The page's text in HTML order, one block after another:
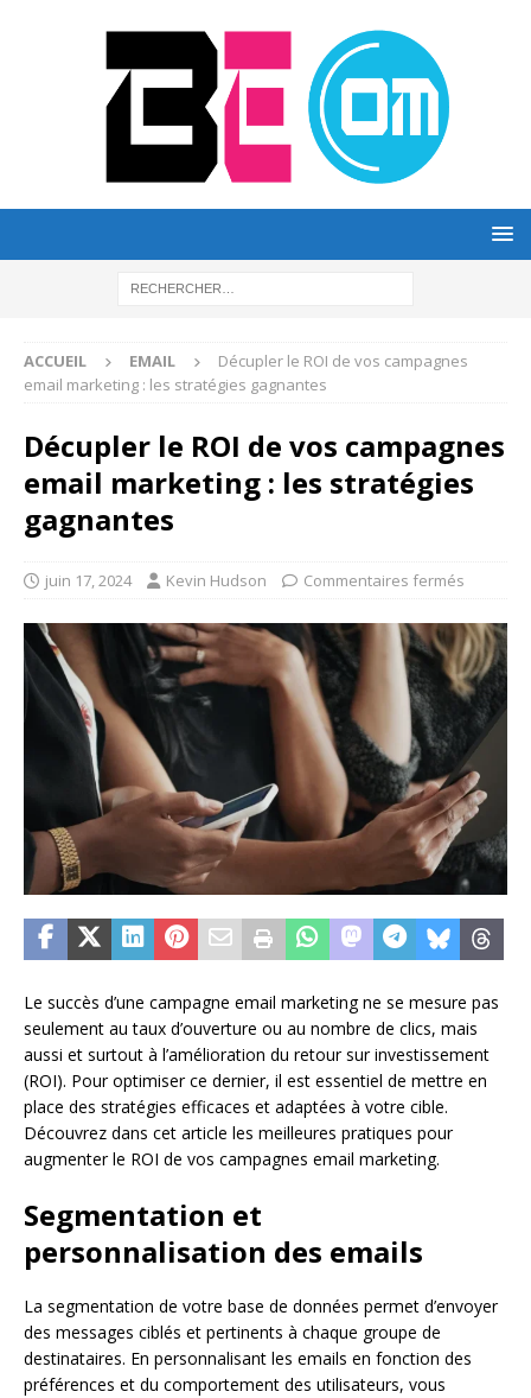
ACCUEIL EMAIL
Décupler le ROI de vos campagnes
email marketing : les stratégies gagnantes
Décupler le ROI de vos campagnes
email marketing : les stratégies
gagnantes
juin 17, 2024 Kevin Hudson Commentaires fermés
Le succès d’une campagne email marketing ne se mesure pas
seulement au taux d’ouverture ou au nombre de clics, mais
aussi et surtout à l’amélioration du retour sur investissement
(ROI). Pour optimiser ce dernier, il est essentiel de mettre en
place des stratégies efficaces et adaptées à votre cible.
Découvrez dans cet article les meilleures pratiques pour
augmenter le ROI de vos campagnes email marketing.
Segmentation et
personnalisation des emails
La segmentation de votre base de données permet d’envoyer
des messages ciblés et pertinents à chaque groupe de
destinataires. En personnalisant les emails en fonction des
préférences et du comportement des utilisateurs, vous